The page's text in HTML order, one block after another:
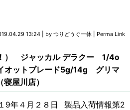
13:24 by つりどうぐ一休 Perma Link
！） ジャッカル デラクー 1/4o
オットブレード5g/14g グリマ
屋川店）
月２８日 製品入荷情報第2